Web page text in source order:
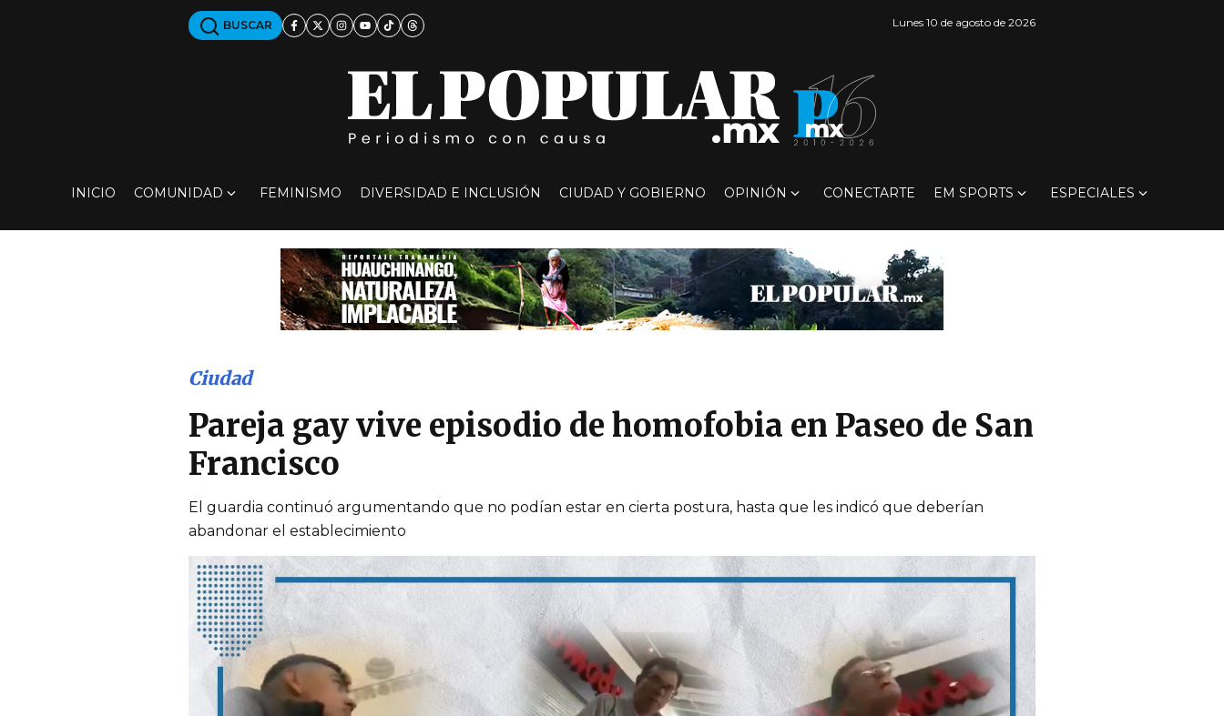
BUSCAR Lunes 10 de agosto de 2026
INICIO COMUNIDAD FEMINISMO DIVERSIDAD E INCLUSIÓN CIUDAD Y GOBIERNO OPINIÓN CONECTARTE EM SPORTS ESPECIALES
Ciudad
Pareja gay vive episodio de homofobia en Paseo de San
Francisco
El guardia continuó argumentando que no podían estar en cierta postura, hasta que les indicó que deberían
abandonar el establecimiento